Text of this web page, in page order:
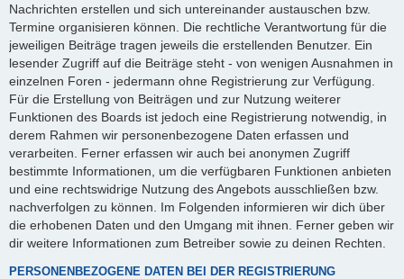
Nachrichten erstellen und sich untereinander austauschen bzw.
Termine organisieren können. Die rechtliche Verantwortung für die
jeweiligen Beiträge tragen jeweils die erstellenden Benutzer. Ein
lesender Zugriff auf die Beiträge steht - von wenigen Ausnahmen in
einzelnen Foren - jedermann ohne Registrierung zur Verfügung.
Für die Erstellung von Beiträgen und zur Nutzung weiterer
Funktionen des Boards ist jedoch eine Registrierung notwendig, in
derem Rahmen wir personenbezogene Daten erfassen und
verarbeiten. Ferner erfassen wir auch bei anonymen Zugriff
bestimmte Informationen, um die verfügbaren Funktionen anbieten
und eine rechtswidrige Nutzung des Angebots ausschließen bzw.
nachverfolgen zu können. Im Folgenden informieren wir dich über
die erhobenen Daten und den Umgang mit ihnen. Ferner geben wir
dir weitere Informationen zum Betreiber sowie zu deinen Rechten.
PERSONENBEZOGENE DATEN BEI DER REGISTRIERUNG